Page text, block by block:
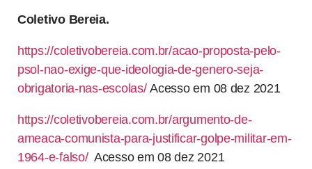
Coletivo Bereia.
https://coletivobereia.com.br/acao-proposta-pelo-
psol-nao-exige-que-ideologia-de-genero-seja-
obrigatoria-nas-escolas/Acesso em 08 dez 2021
https://coletivobereia.com.br/argumento-de-
ameaca-comunista-para-justificar-golpe-militar-em-
1964-e-falso/Acesso em 08 dez 2021